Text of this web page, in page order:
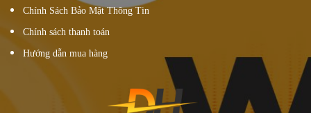
Chính Sách Bảo Mật Thông Tin
Chính sách thanh toán
Hướng dẫn mua hàng